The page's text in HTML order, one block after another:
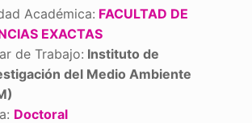
Académica: FACULTAD DE
EXACTAS
de Trabajo: Instituto de
del Medio Ambiente
Doctoral